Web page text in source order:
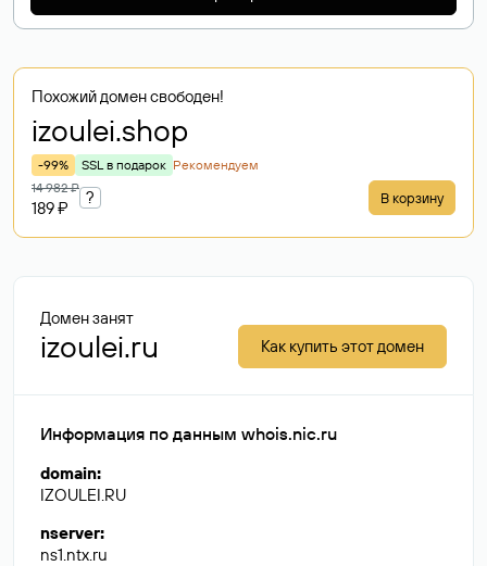
Похожий домен свободен!
izoulei.shop
-99% SSL в подарок Рекомендуем
14 982 ₽
189 ₽
? В корзину
Домен занят
izoulei.ru Как купить этот домен
Информация по данным whois.nic.ru
domain:
IZOULEI.RU
nserver:
ns1.ntx.ru